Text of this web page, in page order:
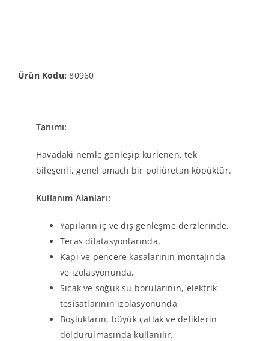
Ürün Kodu:80960
Tanımı:
Havadaki nemle genleşip kürlenen, tek
bileşenli, genel amaçlı bir poliüretan köpüktür.
Kullanım Alanları:
Yapıların iç ve dış genleşme derzlerinde,
Teras dilatasyonlarında,
Kapı ve pencere kasalarının montajında
ve izolasyonunda,
Sıcak ve soğuk su borularının, elektrik
tesisatlarının izolasyonunda,
Boşlukların, büyük çatlak ve deliklerin
doldurulmasında kullanılır.